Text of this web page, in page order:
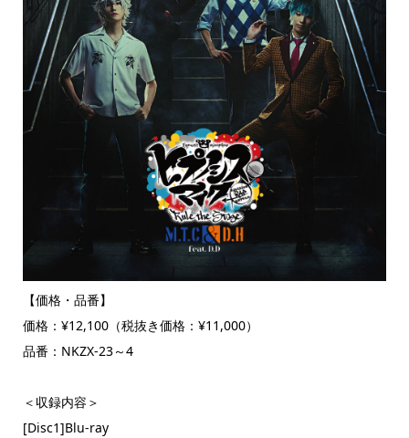
【価格・品番】
価格：¥12,100（税抜き価格：¥11,000）
品番：NKZX-23～4
＜収録内容＞
[Disc1]Blu-ray